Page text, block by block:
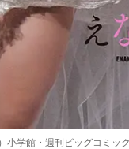
小学館・週刊ビッグコミッ